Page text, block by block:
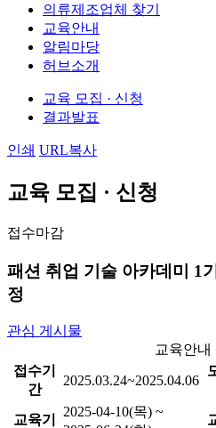
의류제조업체 찾기
교육안내
알림마당
허브소개
교육 모집 · 신청
결과발표
인쇄 URL복사
교육 모집 · 신청
접수마감
패션 취업 기술 아카데미 1
정
관심 게시물
교육안내
접수기
간
2025.03.24~2025.04.06
교육기
2025-04-10(목) ~